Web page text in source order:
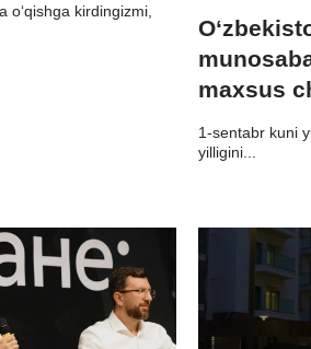
o‘qishga kirdingizmi,
maxsus
1-sentabr kuni
yilligini...